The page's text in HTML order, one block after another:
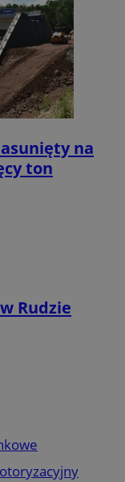
na
ton
Rudzie